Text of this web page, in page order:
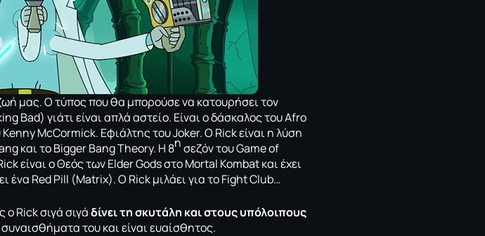
μας. Ο τύπος που θα μπορούσε να κατουρήσει τον
Bad) γιάτι είναι απλά αστείο. Είναι ο δάσκαλος του Afro
McCormick. Εφιάλτης του Joker. Ο Rick είναι η λύση
και το Bigger Bang Theory. Η 8ησεζόν του Game of
είναι ο Θεός των Elder Gods στο Mortal Kombat και έχει
ένα Red Pill (Matrix). Ο Rick μιλάει για το Fight Club…
Rick σιγά σιγάδίνει τη σκυτάλη και στους υπόλοιπους
συναισθήματα του και είναι ευαίσθητος.